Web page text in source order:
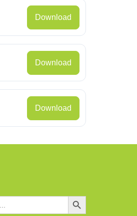
Download
Download
Download
Zoekknop